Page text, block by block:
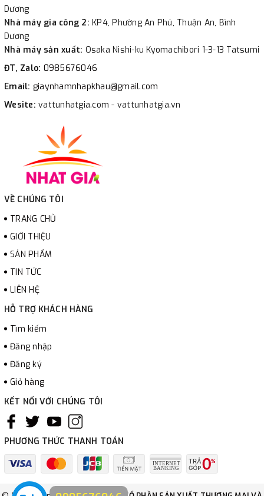
Dương
Nhà máy gia công 2: KP4, Phường An Phú, Thuận An, Bình
Dương
Nhà máy sản xuất: Osaka Nishi-ku Kyomachibori 1-3-13 Tatsumi
ĐT, Zalo: 0985676046
Email: giaynhamnhapkhau@gmail.com
Wesite: vattunhatgia.com - vattunhatgia.vn
VỀ CHÚNG TÔI
TRANG CHỦ
GIỚI THIỆU
SẢN PHẨM
TIN TỨC
LIÊN HỆ
HỖ TRỢ KHÁCH HÀNG
Tìm kiếm
Đăng nhập
Đăng ký
Giỏ hàng
KẾT NỐI VỚI CHÚNG TÔI
PHƯƠNG THỨC THANH TOÁN